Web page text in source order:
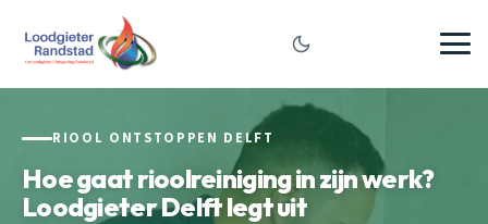
RIOOL ONTSTOPPEN DELFT
Hoe gaat rioolreiniging in zijn werk?
Loodgieter Delft legt uit